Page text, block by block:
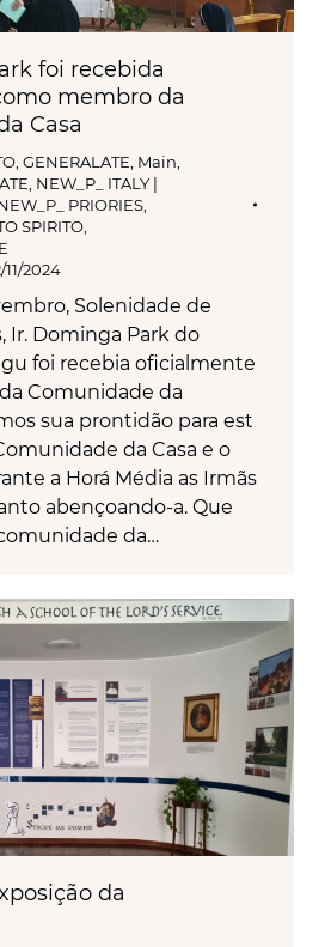
foi recebida
membro da
Casa
GENERALATE Main
NEW_P_ ITALY |
PRIORIES
SPIRITO
11/2024
Solenidade de
Ir. Dominga Park do
foi recebia oficialmente
Comunidade da
sua prontidão para est
da Casa e o
a Horá Média as Irmãs
abençoando-a. Que
da…
da